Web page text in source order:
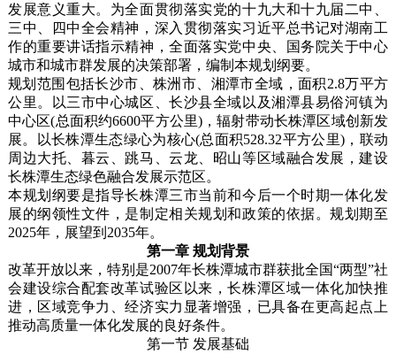
发展意义重大。为全面贯彻落实党的十九大和十九届二中、
三中、四中全会精神，深入贯彻落实习近平总书记对湖南工
作的重要讲话指示精神，全面落实党中央、国务院关于中心
城市和城市群发展的决策部署，编制本规划纲要。
规划范围包括长沙市、株洲市、湘潭市全域，面积2.8万平方
公里。以三市中心城区、长沙县全域以及湘潭县易俗河镇为
中心区(总面积约6600平方公里)，辐射带动长株潭区域创新发
展。以长株潭生态绿心为核心(总面积528.32平方公里)，联动
周边大托、暮云、跳马、云龙、昭山等区域融合发展，建设
长株潭生态绿色融合发展示范区。
本规划纲要是指导长株潭三市当前和今后一个时期一体化发
展的纲领性文件，是制定相关规划和政策的依据。规划期至
2025年，展望到2035年。
第一章 规划背景
改革开放以来，特别是2007年长株潭城市群获批全国“两型”社
会建设综合配套改革试验区以来，长株潭区域一体化加快推
进，区域竞争力、经济实力显著增强，已具备在更高起点上
推动高质量一体化发展的良好条件。
第一节 发展基础